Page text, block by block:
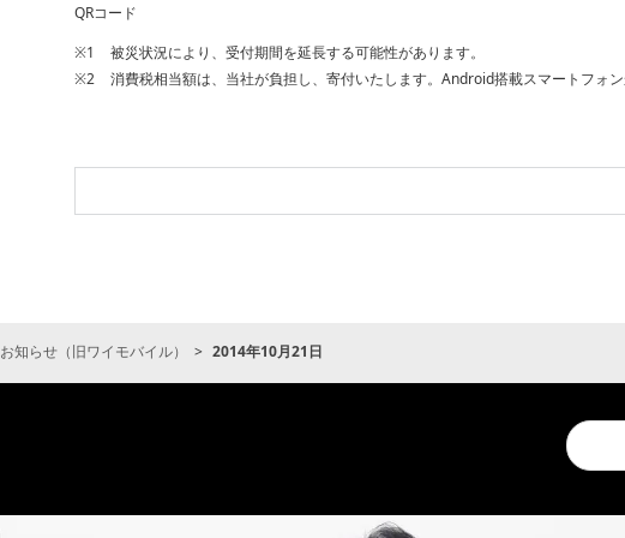
QRコード
※1
被災状況により、受付期間を延長する可能性があります。
※2
消費税相当額は、当社が負担し、寄付いたします。Android搭載スマートフォ
お知らせ（旧ワイモバイル） 2014年10月21日
a
search